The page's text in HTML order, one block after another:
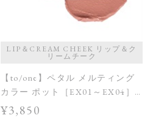
LIP＆CREAM CHEEK リップ＆ク
リームチーク
【to/one】ペタル メルティング
カラー ポット［EX01～EX04］
＜限定品＞＜2026 Summer
Collection＞
¥3,850